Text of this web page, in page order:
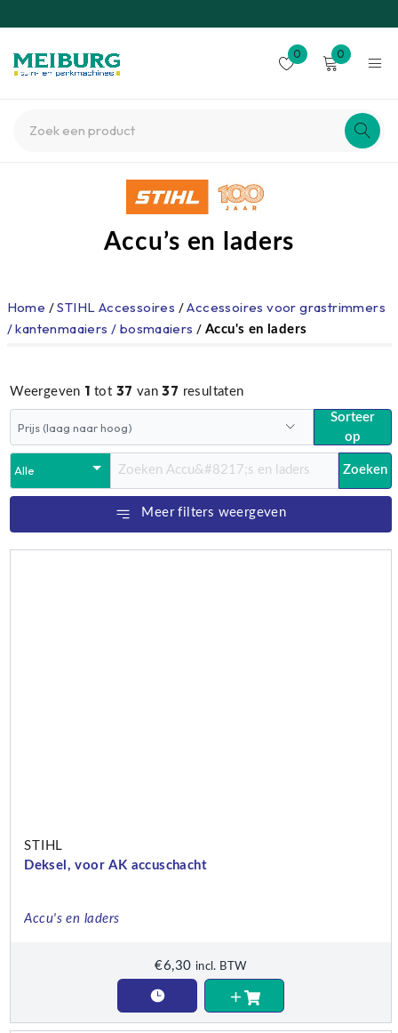
0 0
Accu’s en laders
Home /STIHL Accessoires /Accessoires voor grastrimmers
/ kantenmaaiers / bosmaaiers / Accu's en laders
Weergeven 1 tot 37 van37 resultaten
Sorteer
op
Zoeken
Meer filters weergeven
STIHL
Deksel, voor AK accuschacht
Accu's en laders
€6,30 incl. BTW